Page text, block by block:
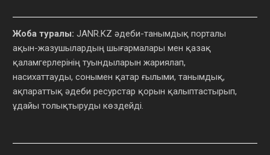
Жоба туралы: JANR.KZ әдеби-танымдық порталы
ақын-жазушылардың шығармалары мен қазақ
қаламгерлерінің туындыларын жариялап,
насихаттауды, сонымен қатар ғылыми, танымдық,
ақпараттық әдеби ресурстар қорын қалыптастырып,
ұдайы толықтыруды көздейді.